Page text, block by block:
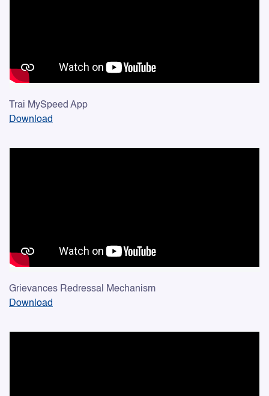
Trai MySpeed App
Download
Grievances Redressal Mechanism
Download